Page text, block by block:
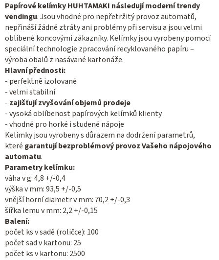
Papírové kelímky HUHTAMAKI následují moderní trendy
vendingu. Jsou vhodné pro nepřetržitý provoz automatů,
nepřináší žádné ztráty ani problémy při servisu a jsou velmi
oblíbené koncovými zákazníky. Kelímky jsou vyrobeny pomocí
speciální technologie zpracování recyklovaného papíru –
výroba obalů z nasávané kartonáže.
Hlavní přednosti:
- perfektně izolované
- velmi stabilní
- zajišťují zvyšování objemů prodeje
- vysoká oblíbenost papírových kelímků klienty
- vhodné pro horké i studené nápoje
Kelímky jsou vyrobeny s důrazem na dodržení parametrů,
které garantují bezproblémový provoz Vašeho nápojového
automatu.
Parametry kelímku:
váha v g: 4,8 +/-0,4
výška v mm: 93,5 +/-0,5
vnější horní diametr v mm: 70,2 +/-0,3
šířka lemu v mm: 2,2 +/-0,15
Balení:
počet ks v sadě (roličce): 100
počet sad v kartonu: 25
počet ks v kartonu: 2500